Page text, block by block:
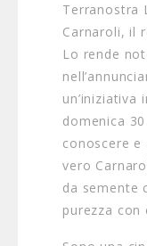
Terranostra
Carnaroli, il
Lo rende
un’iniziativa
domenica
conoscere
vero
da semente
purezza con